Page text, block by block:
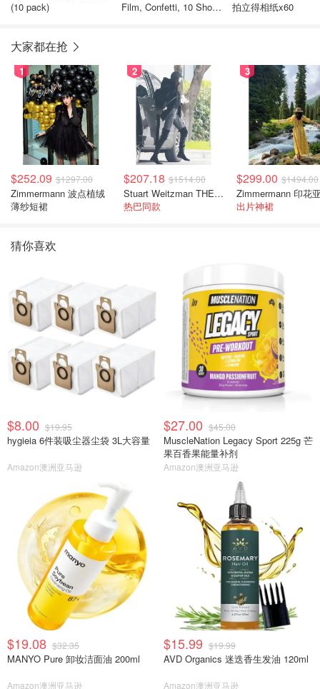
(10 pack)
Film, Confetti, 10 Shot
拍立得相纸x60
大家都在抢
1
$252.09 $1297.00
Zimmermann 波点植绒
薄纱短裙
2
$207.18 $1514.00
Stuart Weitzman THE OUTNET 麂皮过膝靴 黑色
热巴同款
3
$299.00 $1494.00
出片神裙
猜你喜欢
$8.00 $19.95
hygieia 6件装吸尘器尘袋 3L大容量
Amazon澳洲亚马逊
$27.00 $45.00
MuscleNation Legacy Sport 225g 芒
果百香果能量补剂
Amazon澳洲亚马逊
$19.08 $32.35
MANYO Pure 卸妆洁面油 200ml
Amazon澳洲亚马逊
$15.99 $19.99
AVD Organics 迷迭香生发油 120ml
Amazon澳洲亚马逊